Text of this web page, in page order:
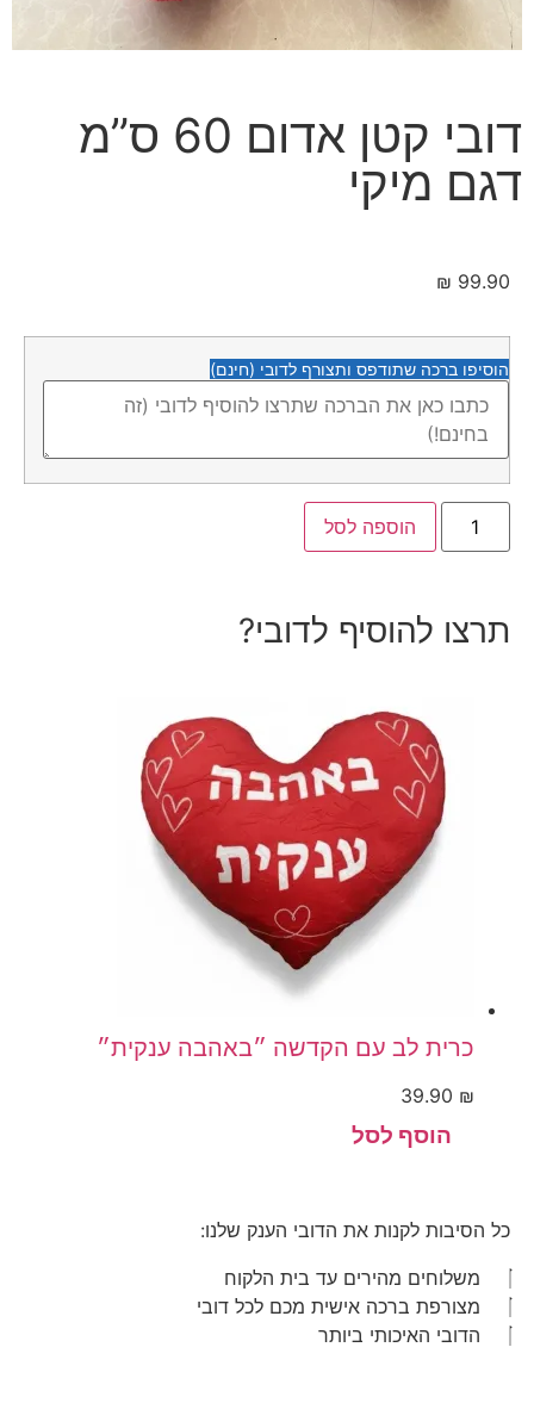
דובי קטן אדום 60 ס”מ
דגם מיקי
₪ 99.90
הוסיפו ברכה שתודפס ותצורף לדובי (חינם)
הוספה לסל
תרצו להוסיף לדובי?
כרית לב עם הקדשה ״באהבה ענקית״
₪
כל הסיבות לקנות את הדובי הענק שלנו:
משלוחים מהירים עד בית הלקוח
מצורפת ברכה אישית מכם לכל דובי
הדובי האיכותי ביותר